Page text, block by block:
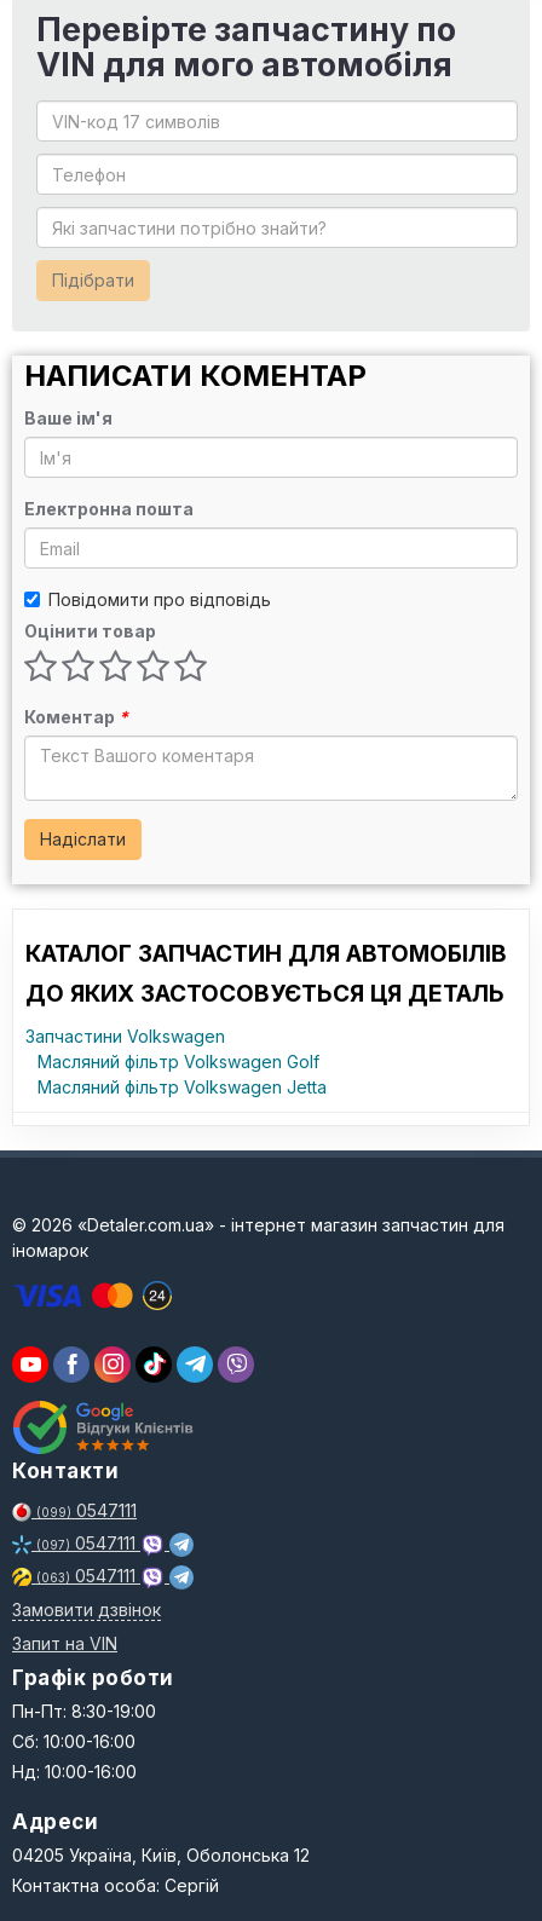
Перевірте запчастину по
VIN для мого автомобіля
Підібрати
НАПИСАТИ КОМЕНТАР
Ваше ім'я
Електронна пошта
Повідомити про відповідь
Оцінити товар
Коментар *
Надіслати
КАТАЛОГ ЗАПЧАСТИН ДЛЯ АВТОМОБІЛІВ
ДО ЯКИХ ЗАСТОСОВУЄТЬСЯ ЦЯ ДЕТАЛЬ
Запчастини Volkswagen
Масляний фільтр Volkswagen Golf
Масляний фільтр Volkswagen Jetta
© 2026 «Detaler.com.ua» - інтернет магазин запчастин для
іномарок
Контакти
(099) 0547111
(097) 0547111
(063) 0547111
Замовити дзвінок
Запит на VIN
Графік роботи
Пн-Пт: 8:30-19:00
Сб: 10:00-16:00
Нд: 10:00-16:00
Адреси
04205 Україна, Київ, Оболонська 12
Контактна особа: Сергій